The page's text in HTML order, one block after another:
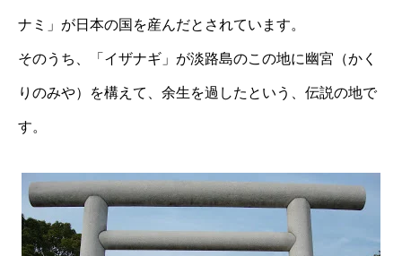
ナミ」が日本の国を産んだとされています。
そのうち、「イザナギ」が淡路島のこの地に幽宮（かく
りのみや）を構えて、余生を過したという、伝説の地で
す。